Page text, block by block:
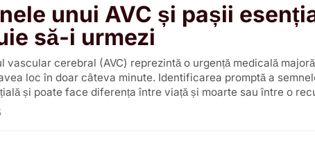
unui AVC și pașii
să-i urmezi
vascular cerebral (AVC) reprezintă o urgență medicală
loc în doar câteva minute. Identificarea promptă a
și poate face diferența între viață și moarte sau între o